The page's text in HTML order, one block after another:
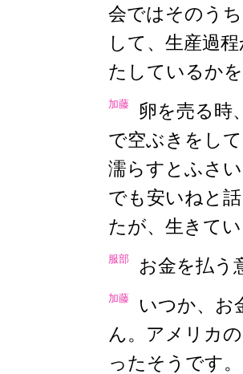
会ではそのう
して、生産過
たしているか
加藤
卵を売る時
で空ぶきをし
濡らすとふさ
でも安いねと
たが、生きて
服部 お金を払う
加藤
いつか、お
ん。アメリカ
ったそうです。